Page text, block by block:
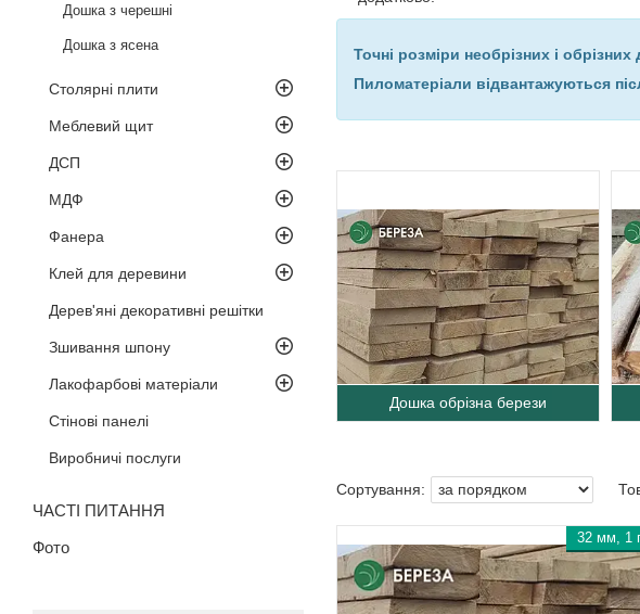
Дошка з черешні
Дошка з ясена
Столярні плити
Меблевий щит
ДСП
МДФ
Фанера
Клей для деревини
Дерев'яні декоративні решітки
Зшивання шпону
Лакофарбові матеріали
Стінові панелі
Виробничі послуги
ЧАСТІ ПИТАННЯ
Фото
Точні розміри необрізних і
Пиломатеріали відвантажуються
Дошка обрізна берези
32 мм, 1